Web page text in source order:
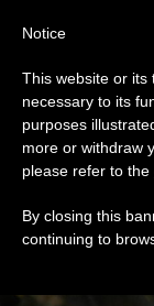
TAG
DERNIÈRES
Notice
This website or its
necessary to its
purposes
more or withdraw
please refer to the
By closing this
continuing to